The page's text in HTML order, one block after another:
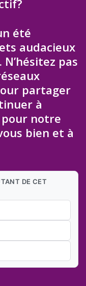
été
audacieux
pas
partager
à
notre
bien et à
DE CET